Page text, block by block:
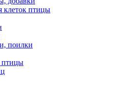
клеток птицы
поилки
птицы